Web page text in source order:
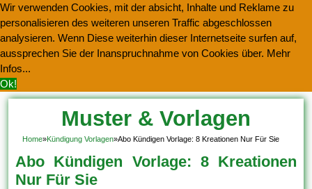
Wir verwenden Cookies, mit der absicht, Inhalte und Reklame zu
personalisieren des weiteren unseren Traffic abgeschlossen
analysieren. Wenn Diese weiterhin dieser Internetseite surfen auf,
aussprechen Sie der Inanspruchnahme von Cookies über. Mehr
Infos...
Ok!
Muster & Vorlagen
Kostenlos Herunterladen
Home»Kündigung Vorlagen»Abo Kündigen Vorlage: 8 Kreationen Nur Für Sie
Abo Kündigen Vorlage: 8 Kreationen
Nur Für Sie